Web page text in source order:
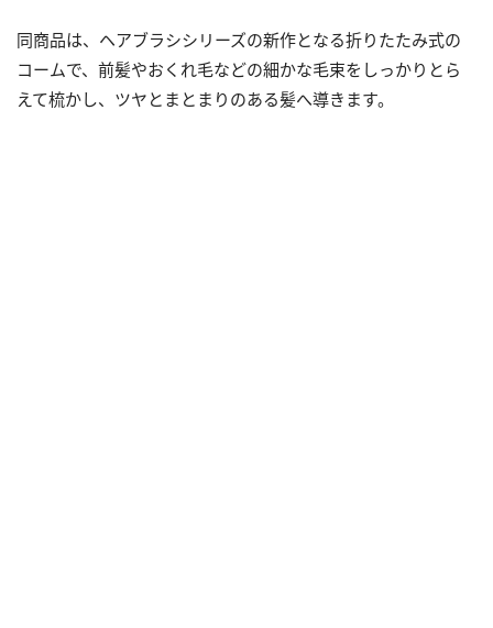
同商品は、ヘアブラシシリーズの新作となる折りたたみ式の
コームで、前髪やおくれ毛などの細かな毛束をしっかりとら
えて梳かし、ツヤとまとまりのある髪へ導きます。